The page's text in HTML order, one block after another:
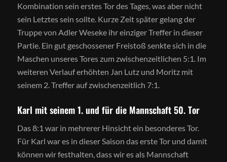
Kombination sein erstes Tor des Tages, was aber nicht
sein Letztes sein sollte. Kurze Zeit später gelang der
Truppe von Adler Weseke ihr einziger Treffer in dieser
Partie. Ein gut geschossener Freistoß senkte sich in die
Maschen unseres Tores zum zwischenzeitlichen 5:1. Im
weiteren Verlauf erhöhten Jan Lutz und Moritz mit
seinem 2. Treffer auf zwischenzeitlich 7:1.
Karl mit seinem 1. und für die Mannschaft 50. Tor
Das 8:1 war in mehrerer Hinsicht ein besonderes Tor.
Für Karl war es in dieser Saison das erste Tor und damit
können wir festhalten, dass wir es als Mannschaft